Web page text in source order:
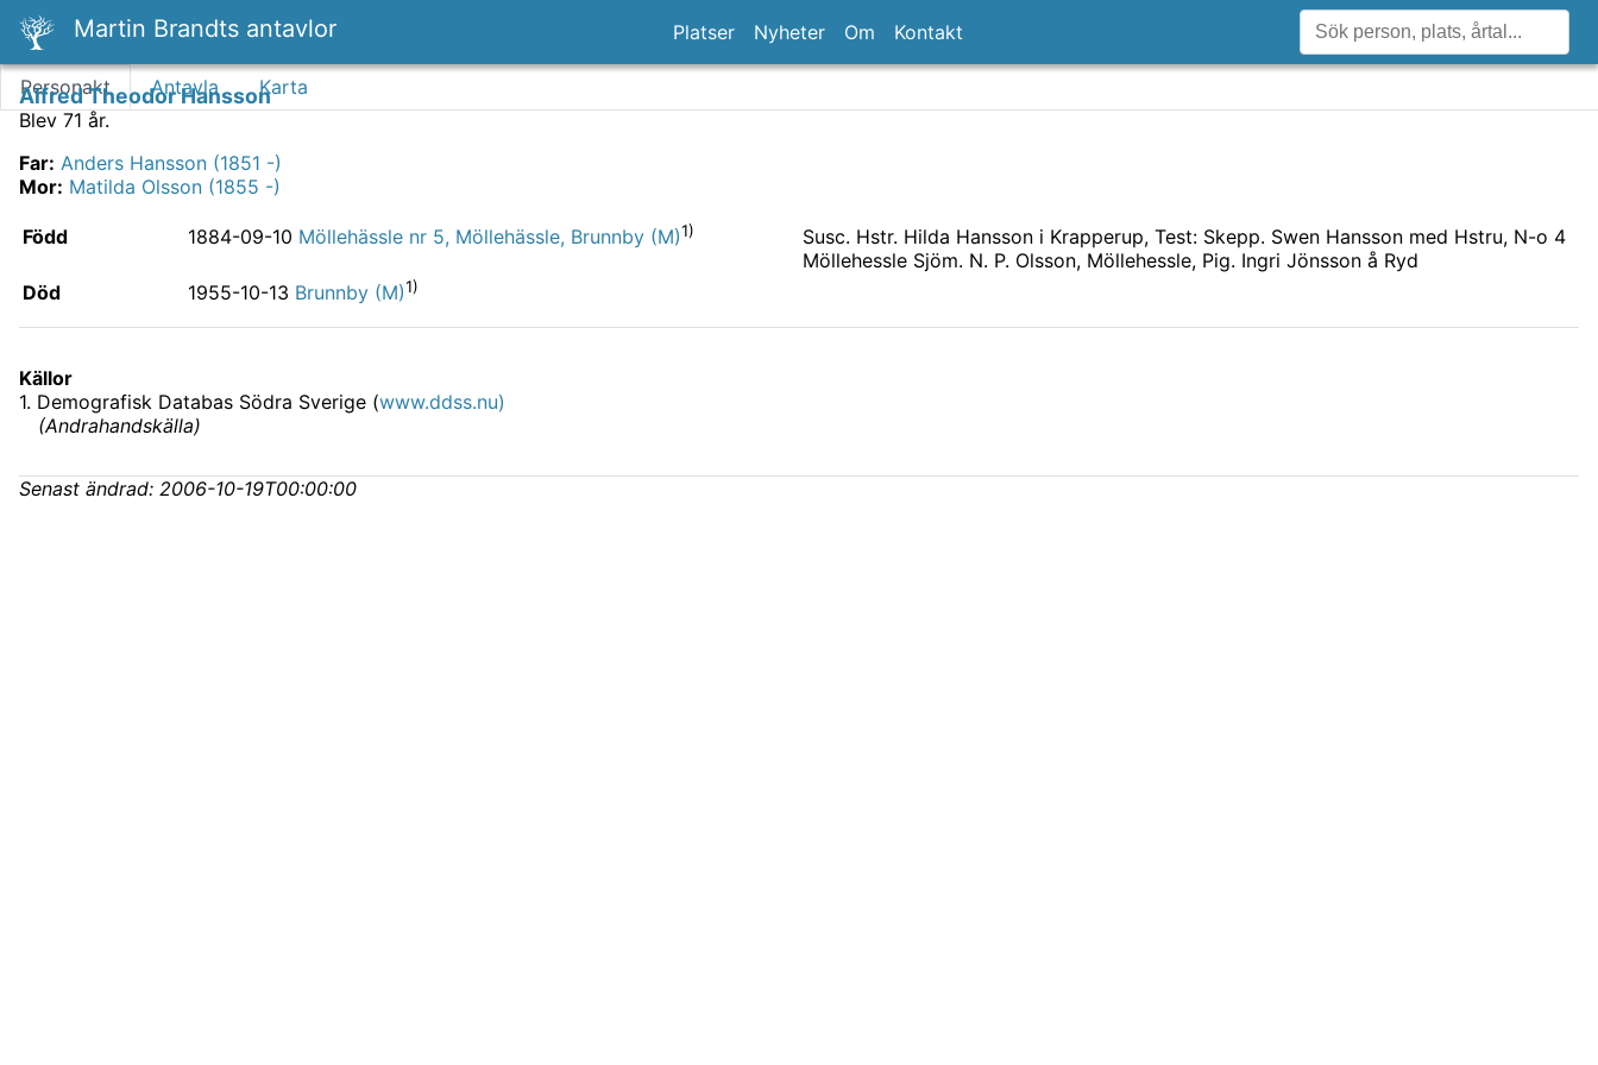
Martin Brandts antavlor Platser Nyheter Om Kontakt
Personakt Antavla Karta
Alfred Theodor Hansson
Blev 71 år.
Far: Anders Hansson (1851 -)
Mor: Matilda Olsson (1855 -)
Född 1884-09-10 Möllehässle nr 5, Möllehässle, Brunnby (M)1)
Susc. Hstr. Hilda Hansson i Krapperup, Test: Skepp. Swen Hansson med Hstru, N-o 4
Möllehessle Sjöm. N. P. Olsson, Möllehessle, Pig. Ingri Jönsson å Ryd
Död
1955-10-13 Brunnby (M)1)
Källor
1. Demografisk Databas Södra Sverige (www.ddss.nu)
(Andrahandskälla)
Senast ändrad: 2006-10-19T00:00:00